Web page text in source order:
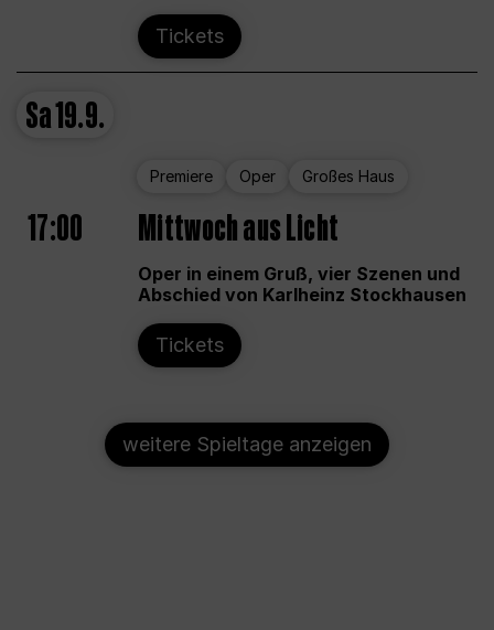
Tickets
Sa19.9.
Premiere Oper Großes Haus
17:00 Mittwoch aus Licht
Oper in einem Gruß, vier Szenen und
Abschied von Karlheinz Stockhausen
Tickets
weitere Spieltage anzeigen